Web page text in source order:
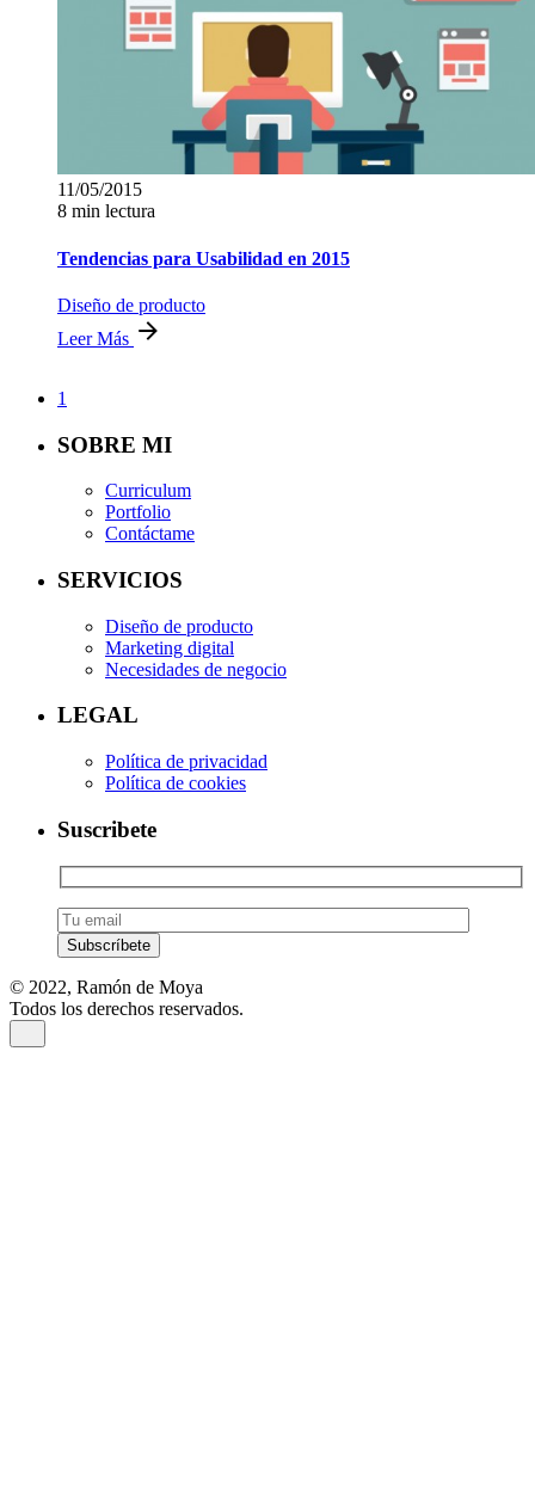
11/05/2015
8 min lectura
Tendencias para Usabilidad en 2015
Diseño de producto
Leer Más
1
SOBRE MI
Curriculum
Portfolio
Contáctame
SERVICIOS
Diseño de producto
Marketing digital
Necesidades de negocio
LEGAL
Política de privacidad
Política de cookies
Suscribete
Subscríbete
© 2022, Ramón de Moya
Todos los derechos reservados.